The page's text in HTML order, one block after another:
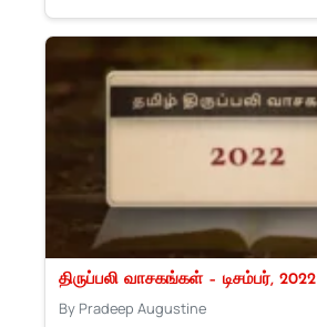
திருப்பலி வாசகங்கள் – டிசம்பர், 2022
By Pradeep Augustine